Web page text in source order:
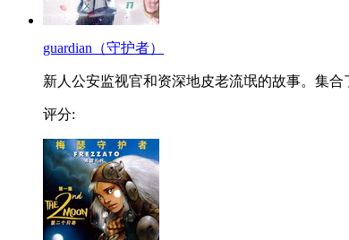
guardian（守护者）
新人公安监视官和资深地皮老流氓的故事。集合
评分: